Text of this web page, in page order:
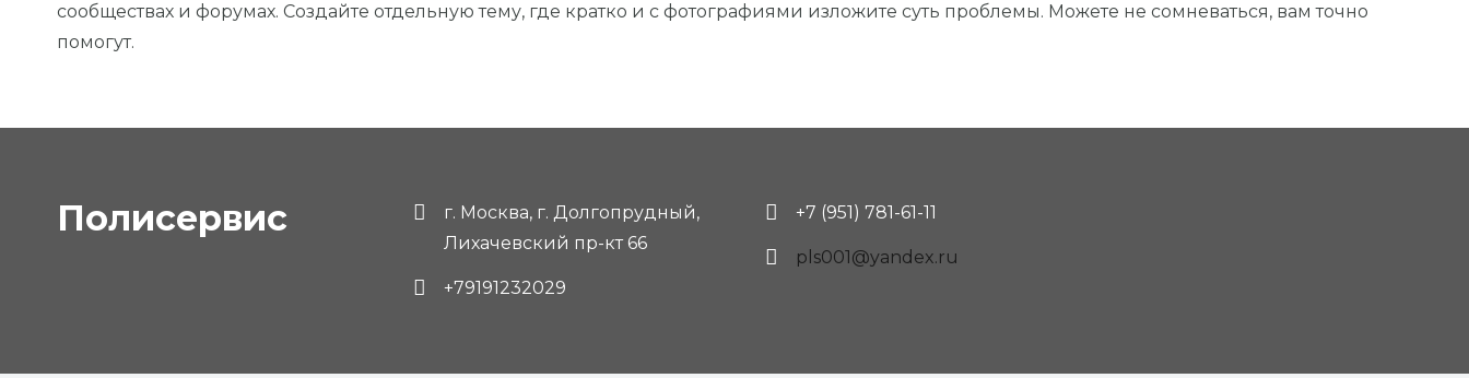
сообществах и форумах. Создайте отдельную тему, где кратко и с фотографиями изложите суть проблемы. Можете не сомневаться, вам точно
помогут.
Полисервис
г. Москва, г. Долгопрудный,
Лихачевский пр-кт 66
+79191232029
+7 (951) 781-61-11
pls001@yandex.ru